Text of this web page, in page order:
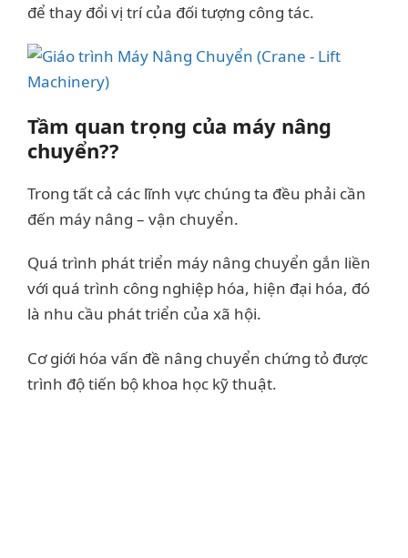
để thay đổi vị trí của đối tượng công tác.
Tầm quan trọng của máy nâng
chuyển??
Trong tất cả các lĩnh vực chúng ta đều phải cần
đến máy nâng – vận chuyển.
Quá trình phát triển máy nâng chuyển gắn liền
với quá trình công nghiệp hóa, hiện đại hóa, đó
là nhu cầu phát triển của xã hội.
Cơ giới hóa vấn đề nâng chuyển chứng tỏ được
trình độ tiến bộ khoa học kỹ thuật.